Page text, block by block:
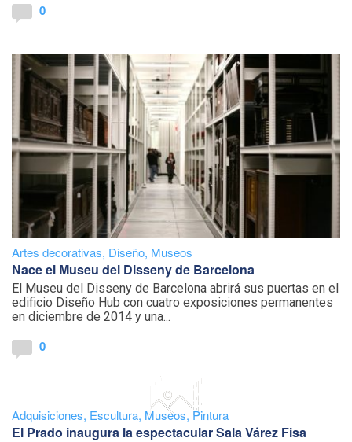
0
Artes decorativas, Diseño, Museos
Nace el Museu del Disseny de Barcelona
El Museu del Disseny de Barcelona abrirá sus puertas en el
edificio Diseño Hub con cuatro exposiciones permanentes
en diciembre de 2014 y una...
0
Adquisiciones, Escultura, Museos,Pintura
El Prado inaugura la espectacular Sala Várez Fisa